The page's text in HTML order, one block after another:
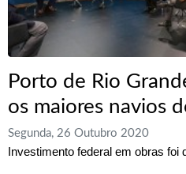
Porto de Rio
os maiores navios
Segunda, 26 Outubro 2020
Investimento federal em obras foi